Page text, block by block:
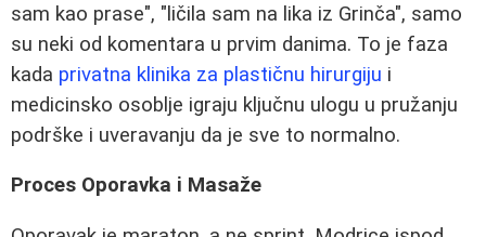
sam kao prase", "ličila sam na lika iz Grinča", samo
su neki od komentara u prvim danima. To je faza
kada privatna klinika za plastičnu hirurgiju i
medicinsko osoblje igraju ključnu ulogu u pružanju
podrške i uveravanju da je sve to normalno.
Proces Oporavka i Masaže